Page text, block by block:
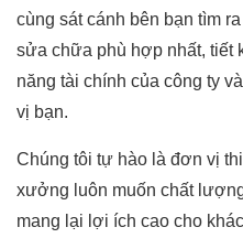
cùng sát cánh bên bạn tìm
sửa chữa phù hợp nhất, tiết
năng tài chính của công ty
vị bạn.
Chúng tôi tự hào là đơn vị
xưởng luôn muốn chất
mang lại lợi ích cao cho